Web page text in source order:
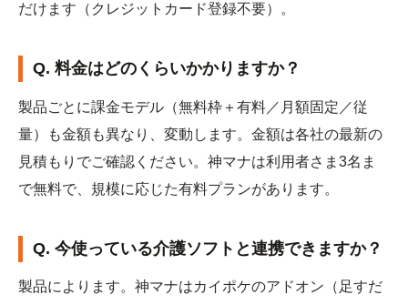
だけます（クレジットカード登録不要）。
Q. 料金はどのくらいかかりますか？
製品ごとに課金モデル（無料枠＋有料／月額固定／従
量）も金額も異なり、変動します。金額は各社の最新の
見積もりでご確認ください。神マナは利用者さま3名ま
で無料で、規模に応じた有料プランがあります。
Q. 今使っている介護ソフトと連携できますか？
製品によります。神マナはカイポケのアドオン（足すだ